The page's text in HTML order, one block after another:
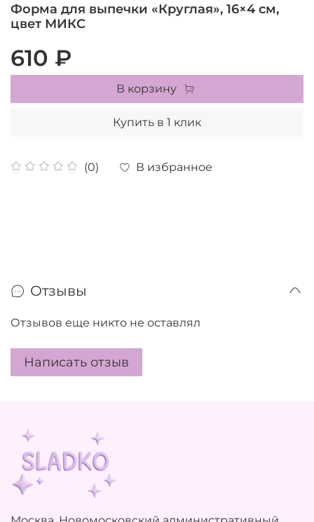
Форма для выпечки «Круглая», 16×4 см,
цвет МИКС
(0) В избранное
610 ₽
В корзину
Купить в 1 клик
Отзывы
Отзывов еще никто не оставлял
Написать отзыв